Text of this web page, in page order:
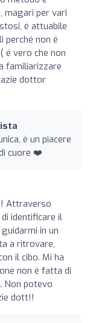
magari per vari
é attuabile
perché non é
é vero che non
familiarizzare
dottor
è un piacere
cuore ❤️
Attraverso
identificare il
in un
a ritrovare,
il cibo. Mi ha
non é fatta di
Non potevo
dott!!